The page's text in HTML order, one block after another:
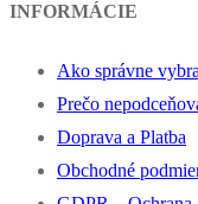
INFORMÁCIE
Ako správne
Prečo
Doprava a Platba
Obchodné